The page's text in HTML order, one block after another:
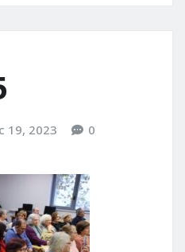
19, 2023 0